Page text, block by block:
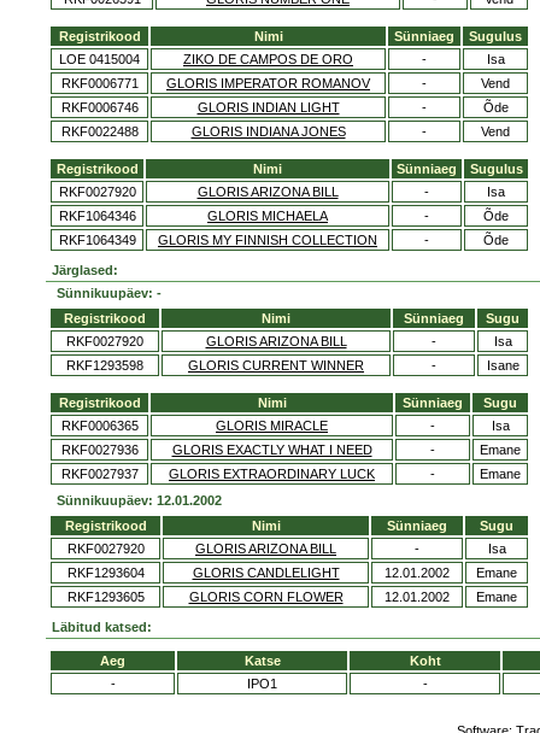
Registrikood Nimi Sünniaeg
Sugulus
LOE 0415004
ZIKO DE CAMPOS DE ORO -
Isa
RKF0006771
GLORIS IMPERATOR ROMANOV -
Vend
RKF0006746
GLORIS INDIAN LIGHT -
Õde
RKF0022488
GLORIS INDIANA JONES - Vend
Registrikood Nimi Sünniaeg
Sugulus
RKF0027920
GLORIS ARIZONA BILL -
Isa
RKF1064346
GLORIS MICHAELA -
Õde
RKF1064349
GLORIS MY FINNISH COLLECTION - Õde
Järglased:
Sünnikuupäev: -
Registrikood
Nimi Sünniaeg
Sugu
RKF0027920
GLORIS ARIZONA BILL -
Isa
RKF1293598
GLORIS CURRENT WINNER - Isane
Registrikood Nimi Sünniaeg
Sugu
RKF0006365
GLORIS MIRACLE -
Isa
RKF0027936
GLORIS EXACTLY WHAT I NEED -
Emane
RKF0027937
GLORIS EXTRAORDINARY LUCK -
Emane
Sünnikuupäev: 12.01.2002
Registrikood
Nimi Sünniaeg
Sugu
RKF0027920
GLORIS ARIZONA BILL -
Isa
RKF1293604
GLORIS CANDLELIGHT 12.01.2002
Emane
RKF1293605
GLORIS CORN FLOWER 12.01.2002 Emane
Läbitud katsed:
Aeg Katse
Koht
-
IPO1 -